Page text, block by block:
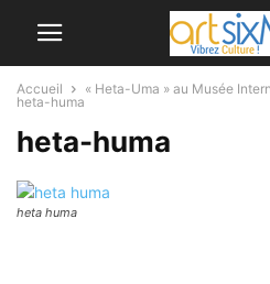
Accueil
« Heta-Uma » au Musée
heta-huma
heta-huma
heta huma